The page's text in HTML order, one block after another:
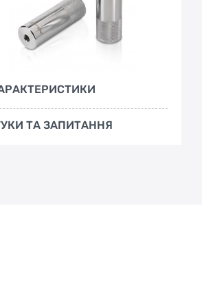
ТА ЗАПИТАННЯ